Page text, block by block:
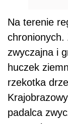
Na terenie
chronionych.
zwyczajna i
huczek
rzekotka
padalca